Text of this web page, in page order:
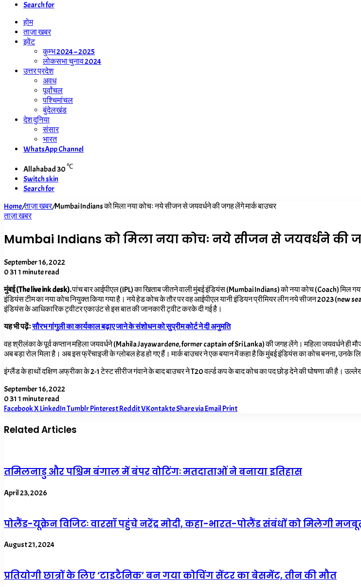
Search for
होम
ताज़ा खबर
इवेंट
कुम्भ 2024 – 2025
लोकसभा चुनाव 2024
उत्तर प्रदेश
अवध
पूर्वांचल
पश्चिमांचल
बुंदेलखंड
देश दुनिया
संसार
भारत
WhatsApp Channel
Allahabad30℃
Switch skin
Search for
Home/ताज़ा खबर/Mumbai Indians को मिला नया कोचः नये सीजन से जयवर्धने की जगह लेंगे मार्क बाउचर
ताज़ा खबर
Mumbai Indians को मिला नया कोचः नये सीजन से जयवर्धने की
September 16, 2022
031 1 minute read
मुंबई (The live ink desk).पांच बार आईपीएल (IPL) का खिताब जीतने वाली मुंबई इंडियंस (Mumbai Indians) को नया कोच (Coach) मिल
इंडियंस टीम का नया कोच नियुक्त किया गया है। नये हेड कोच के तौर पर वह आईपीएल यानी इंडियन प्रीमियर लीग नये सीजन2023 (new
इंडियंस के आधिकारिक ट्वीटर एकाउंट से इस बात की जानकारी ट्वीट करके दी गई है।
यह भी पढ़ेंःसौरभ गांगुली का कार्यकाल बढ़ाए जाने के संशोधन को सुप्रीम कोर्ट ने दी अनुमति
वह श्रीलंका के पूर्व कप्तान महिला जयवर्धने (Mahila Jayawardene, former captain of Sri Lanka) की जगह लेंगे। महिला जयवर्धने ही
अब बड़ा रोल मिला है। अब इस फ्रेंचाइजी के ग्लोबल हेड हो गए हैं। मार्क बाउचर ने एक बयान में कहा है कि मुंबई इंडियंस का कोच बनना,
इंग्लैंड के हाथों दक्षिण अफ्रीका के2-1 टेस्ट सीरीज गंवाने के बाद बाउचर ने T20 वर्ल्ड कप के बाद कोच का पद छोड़ देने की घोषणा की है।
September 16, 2022
031 1 minute read
FacebookXLinkedInTumblrPinterestRedditVKontakteShare via Email Print
Related Articles
तमिलनाडु और पश्चिम बंगाल में बंपर वोटिंगः मतदाताओं ने बनाया इतिहास
April 23, 2026
पोलैंड-यूक्रेन विजिटः वारसॉ पहुंचे नरेंद्र मोदी, कहा-भारत-पोलैंड संबंधों को मिलेगी
August 21, 2024
प्रतियोगी छात्रों के लिए ‘टाइटैनिक’ बन गया कोचिंग सेंटर का बेसमेंट, तीन की मौत